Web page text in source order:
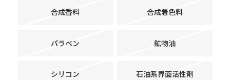
合成香料 合成着色料
パラベン 鉱物油
シリコン 石油系界面活性剤